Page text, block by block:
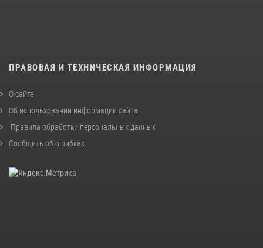
ПРАВОВАЯ И ТЕХНИЧЕСКАЯ ИНФОРМАЦИЯ
О сайте
Об использовании информации сайта
Правила обработки персональных данных
Сообщить об ошибках